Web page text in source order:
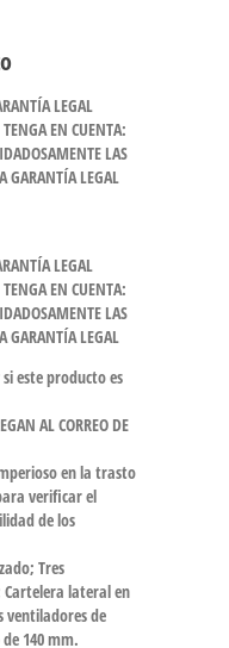
LEGAL
EN CUENTA:
LAS
GARANTÍA LEGAL
LEGAL
EN CUENTA:
LAS
GARANTÍA LEGAL
este producto es
AL CORREO DE
en la trasto
verificar el
de los
Tres
Cartelera lateral en
ventiladores de
140 mm.